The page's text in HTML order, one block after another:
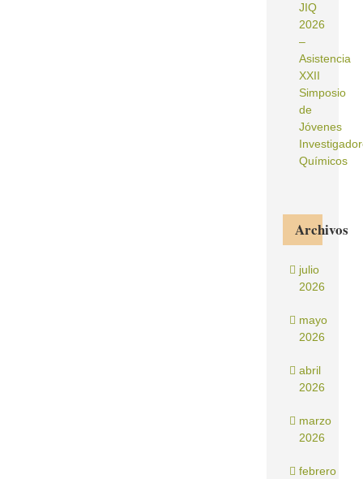
JIQ
2026
–
Asistencia
XXII
Simposio
de
Jóvenes
Químicos
Archivos
julio
2026
mayo
2026
abril
2026
marzo
2026
febrero